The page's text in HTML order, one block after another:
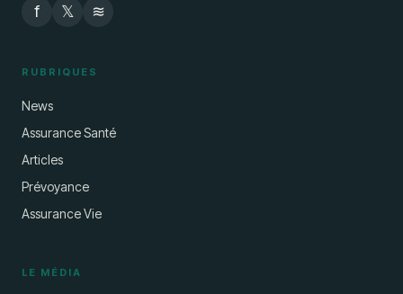
f 𝕏 ≋
RUBRIQUES
News
Assurance Santé
Articles
Prévoyance
Assurance Vie
LE MÉDIA